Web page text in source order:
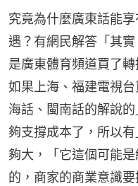
究竟為什麼廣東話能
遇？有網民解答「其
是廣東體育頻道買了
如果上海、福建電視
海話、閩南話的解說
夠支撐成本了，所以
夠大，「它這個可能
的，商家的商業意識